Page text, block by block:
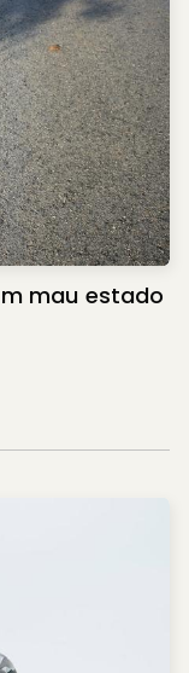
mau estado